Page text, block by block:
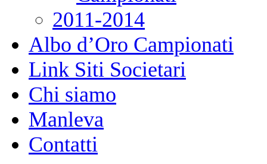
2011-2014
Albo d’Oro Campionati
Link Siti Societari
Chi siamo
Manleva
Contatti